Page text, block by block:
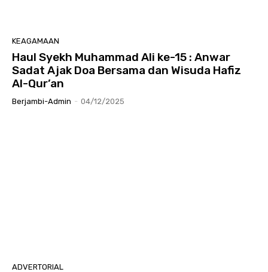
KEAGAMAAN
Haul Syekh Muhammad Ali ke-15 : Anwar
Sadat Ajak Doa Bersama dan Wisuda Hafiz
Al-Qur’an
Berjambi-Admin - 04/12/2025
ADVERTORIAL